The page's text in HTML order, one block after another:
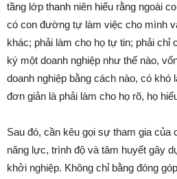
tầng lớp thanh niên hiểu rằng ngoài
có con đường tự làm việc cho mình
khác; phải làm cho họ tự tin; phải chỉ
ký một doanh nghiệp như thế nào,
doanh nghiệp bằng cách nào, có
đơn giản là phải làm cho họ rõ, họ
Sau đó, cần kêu gọi sự tham gia của
năng lực, trình độ và tâm huyết gây
khởi nghiệp. Không chỉ bằng đóng